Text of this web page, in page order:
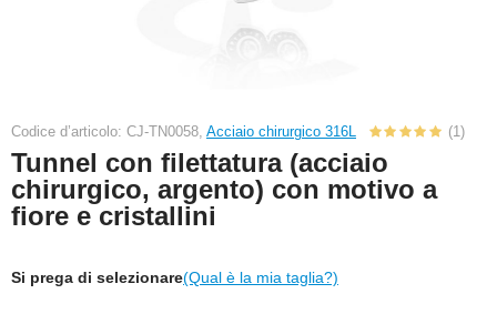
Codice d’articolo: CJ-TN0058, Acciaio chirurgico 316L (1)
Tunnel con filettatura (acciaio
chirurgico, argento) con motivo a
fiore e cristallini
Si prega di selezionare(Qual è la mia taglia?)